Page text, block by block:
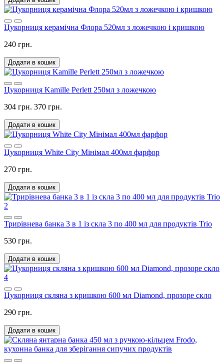
Цукорниця керамічна Флора 520мл з ложечкою і кришкою
240 грн.
Додати в кошик
Цукорниця Kamille Perlett 250мл з ложечкою
304 грн. 370 грн.
Додати в кошик
Цукорниця White City Мінімал 400мл фарфор
270 грн.
Додати в кошик
2
Трирівнева банка 3 в 1 із скла 3 по 400 мл для продуктів Trio
530 грн.
Додати в кошик
4
Цукорниця скляна з кришкою 600 мл Diamond, прозоре скло
290 грн.
Додати в кошик